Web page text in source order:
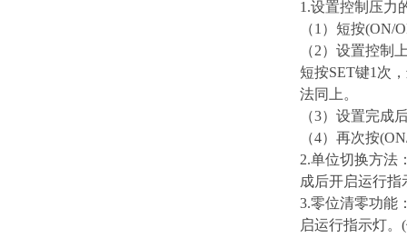
1.设置控制压力
（1）短按(ON/
（2）设置控制
短按SET键1次
法同上。
（3）设置完成
（4）再次按
2.单位切换方法
成后开启运行指
3.零位清零功能
启运行指示灯